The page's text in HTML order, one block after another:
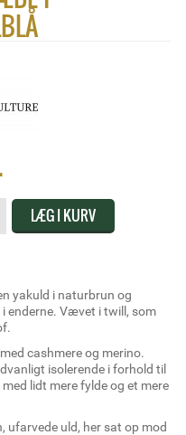
LÆG I KURV
yakuld i naturbrun og
enderne. Vævet i twill, som
cashmere og merino.
isolerende i forhold til
lidt mere fylde og et mere
ufarvede uld, her sat op mod